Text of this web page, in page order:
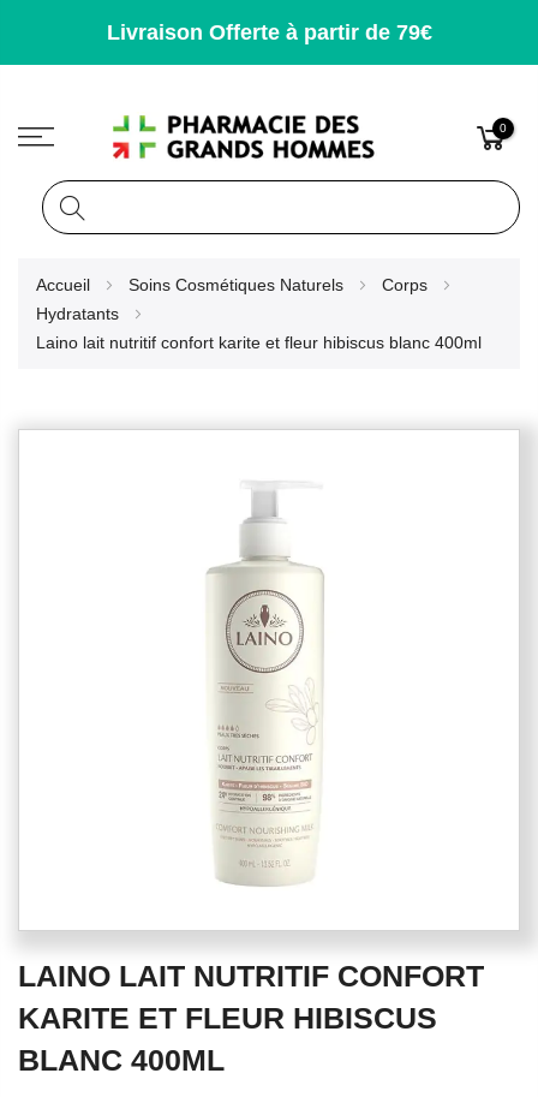
Livraison Offerte à partir de 79€
0
contenu
Accueil Soins Cosmétiques Naturels
Corps
Hydratants
Laino lait nutritif confort karite et fleur hibiscus blanc 400ml
beginning
of
LAINO LAIT NUTRITIF CONFORT
KARITE ET FLEUR HIBISCUS
BLANC 400ML